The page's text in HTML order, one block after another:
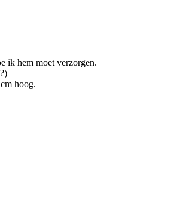
ik hem moet verzorgen.
hoog.